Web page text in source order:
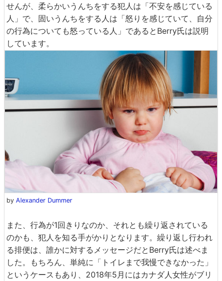
せんが、柔らかいうんちをする犯人は「不安を感じている
人」で、固いうんちをする人は「怒りを感じていて、自分
の行為についても怒っている人」であるとBerry氏は説明
しています。
by Alexander Dummer
また、行為が1回きりなのか、それとも繰り返されている
のかも、犯人を知る手がかりとなります。繰り返し行われ
る排便は、誰かに対するメッセージだとBerry氏は述べま
した。もちろん、単純に「トイレまで我慢できなかった」
というケースもあり、2018年5月にはカナダ人女性がブリ